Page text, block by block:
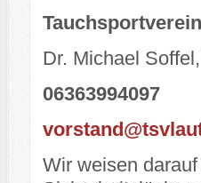
Dr. Michael
06363994097
Wir weisen